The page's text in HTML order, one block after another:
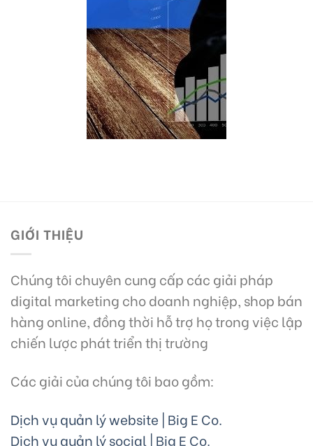
GIỚI THIỆU
Chúng tôi chuyên cung cấp các giải pháp
digital marketing cho doanh nghiệp, shop bán
hàng online, đồng thời hỗ trợ họ trong việc lập
chiến lược phát triển thị trường
Các giải của chúng tôi bao gồm:
Dịch vụ quản lý website | Big E Co.
Dịch vụ quản lý social | Big E Co.